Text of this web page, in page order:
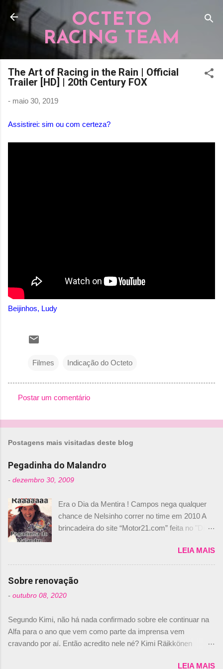
Pular para o conteúdo principal
OCTETO
RACING TEAM
The Art of Racing in the Rain | Official
Trailer [HD] | 20th Century FOX
- maio 30, 2019
Assistirei: sim ou com certeza?
Beijinhos, Ludy
Filmes Indicação do Octeto
o
n
t
r
i
o
Postar um comentário
Postagens mais visitadas deste blog
Pegadinha do Malandro
- dezembro 30, 2009
Era o Dia da Mentira ! Campos nega qualquer
chance de Nelsinho correr no time em 2010 A
brincadeira do site “Motor21.com” feita no "Día
de abril –, afirmando que Nelson Piquet havia
comprado 15% das ações da Campos, dando,
com isso, um lugar no time a Nelsinho Piquet,
foi esclarecida de uma vez por todas por
Daniele Audetto, diretor da escuderia. O
não será o companheiro de Bruno Senna em
2010. "Na verdade, nós recebemos uma oferta
de Piquet", admitiu Audetto. “Mas depois de ter
LEIA MAIS
Sobre renovação
- outubro 08, 2020
Segundo Kimi, não há nada confirmado sobre ele continuar na
Alfa para o ano que vem como parte da imprensa vem
cravando por aí. Então acredito nele né? Kimi Räikkönen
truth but I’ve never had an option in my contract so that’sLEIA MAIS